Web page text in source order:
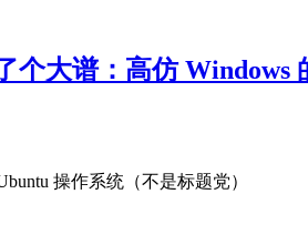
大谱：高仿 Windows
操作系统（不是标题党）